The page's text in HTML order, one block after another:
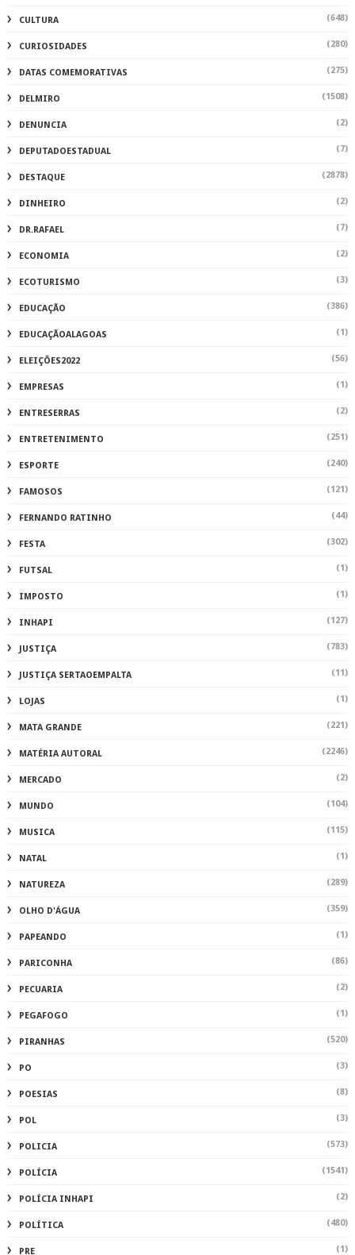
CULTURA (648)
CURIOSIDADES (280)
DATAS COMEMORATIVAS (275)
DELMIRO (1508)
DENUNCIA (2)
DEPUTADOESTADUAL (7)
DESTAQUE (2878)
DINHEIRO (2)
DR.RAFAEL (7)
ECONOMIA (2)
ECOTURISMO (3)
EDUCAÇÃO (386)
EDUCAÇÃOALAGOAS (1)
ELEIÇÕES2022 (56)
EMPRESAS (1)
ENTRESERRAS (2)
ENTRETENIMENTO (251)
ESPORTE (240)
FAMOSOS (121)
FERNANDO RATINHO (44)
FESTA (302)
FUTSAL (1)
IMPOSTO (1)
INHAPI (127)
JUSTIÇA (783)
JUSTIÇA SERTAOEMPALTA (11)
LOJAS (1)
MATA GRANDE (221)
MATÉRIA AUTORAL (2246)
MERCADO (2)
MUNDO (104)
MUSICA (115)
NATAL (1)
NATUREZA (289)
OLHO D'ÁGUA (359)
PAPEANDO (1)
PARICONHA (86)
PECUARIA (2)
PEGAFOGO (1)
PIRANHAS (520)
PO (3)
POESIAS (8)
POL (3)
POLICIA (573)
POLÍCIA (1541)
POLÍCIA INHAPI (2)
POLÍTICA (480)
PRE (1)